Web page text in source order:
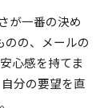
が一番の決め
のの、メールの
心感を持てま
分の要望を直